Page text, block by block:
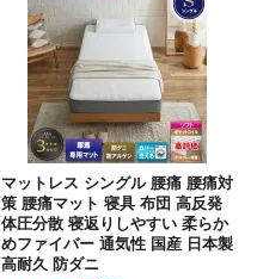
マットレス シングル 腰痛 腰痛対
策 腰痛マット 寝具 布団 高反発
体圧分散 寝返りしやすい 柔らか
めファイバー 通気性 国産 日本製
高耐久 防ダニ